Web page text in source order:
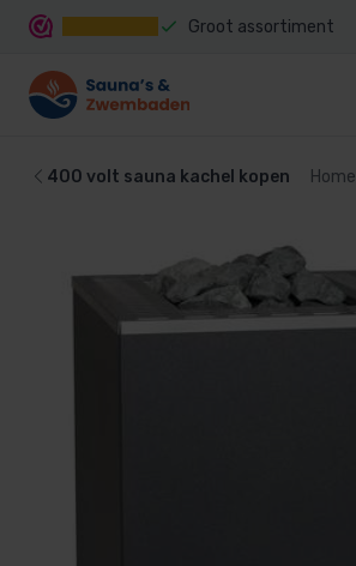
Groot assortiment
400 volt sauna kachel kopen Home